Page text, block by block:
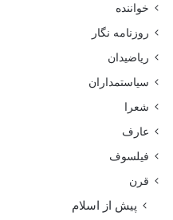
خواننده
روزنامه نگار
ریاضیدان
سیاستمداران
شعرا
عارف
فیلسوف
قرن
پیش از اسلام